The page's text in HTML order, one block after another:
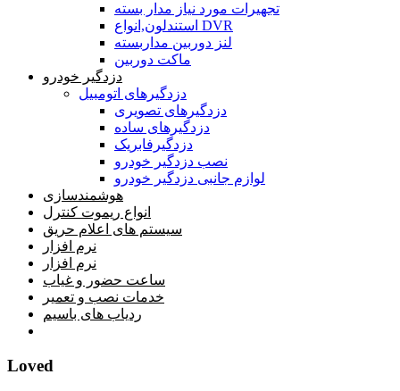
تجهیرات مورد نیاز مدار بسته
استندلون,انواع DVR
لنز دوربین مداربسته
ماکت دوربین
دزدگیر خودرو
دزدگیرهای اتومبیل
دزدگیرهای تصویری
دزدگیرهای ساده
دزدگیرفابریک
نصب دزدگیر خودرو
لوازم جانبی دزدگیر خودرو
هوشمندسازی
انواع ریموت کنترل
سیستم های اعلام حریق
نرم افزار
نرم افزار
ساعت حضور و غیاب
خدمات نصب و تعمیر
ردیاب های باسیم
Loved